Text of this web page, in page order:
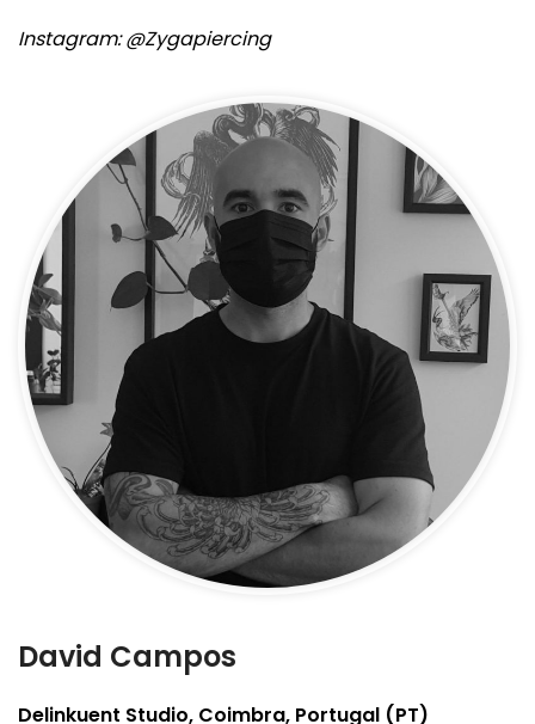
Instagram: @Zygapiercing
David Campos
Delinkuent Studio, Coimbra, Portugal (PT)